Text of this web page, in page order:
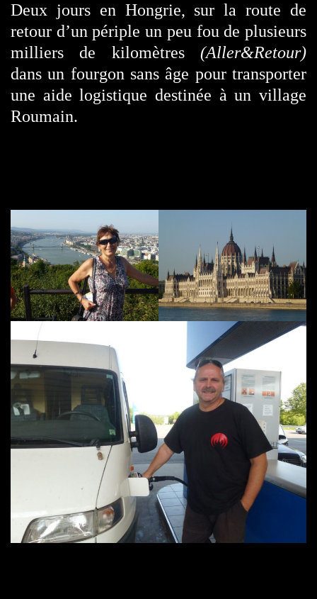
Deux jours en Hongrie, sur la route de
retour d’un périple un peu fou de plusieurs
milliers de kilomètres (Aller&Retour)
dans un fourgon sans âge pour transporter
une aide logistique destinée à un village
Roumain.